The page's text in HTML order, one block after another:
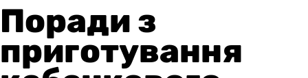
Поради з
приготування